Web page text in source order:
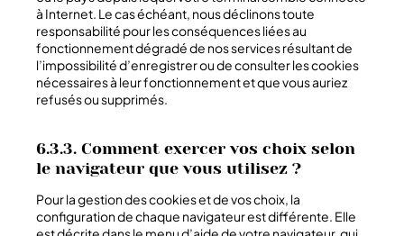
à Internet. Le cas échéant, nous déclinons toute
responsabilité pour les conséquences liées au
fonctionnement dégradé de nos services résultant de
l’impossibilité d’enregistrer ou de consulter les cookies
nécessaires à leur fonctionnement et que vous auriez
refusés ou supprimés.
6.3.3. Comment exercer vos choix selon
le navigateur que vous utilisez ?
Pour la gestion des cookies et de vos choix, la
configuration de chaque navigateur est différente. Elle